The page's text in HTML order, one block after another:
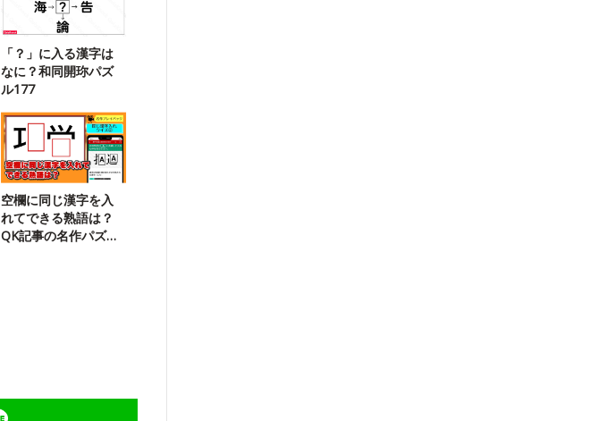
「？」に入る漢字は
なに？和同開珎パズ
ル177
空欄に同じ漢字を入
れてできる熟語は？
QK記事の名作パズル